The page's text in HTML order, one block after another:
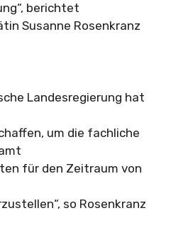
berichtet
Susanne Rosenkranz
Landesregierung hat
um die fachliche
für den Zeitraum von
so Rosenkranz